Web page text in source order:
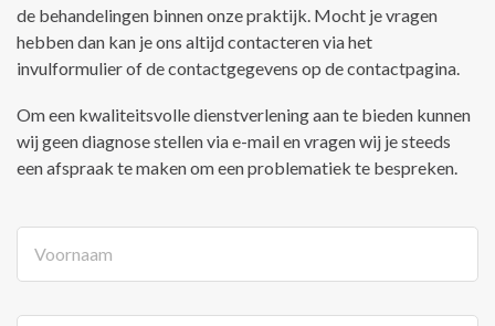
de behandelingen binnen onze praktijk. Mocht je vragen
hebben dan kan je ons altijd contacteren via het
invulformulier of de contactgegevens op de contactpagina.
Om een kwaliteitsvolle dienstverlening aan te bieden kunnen
wij geen diagnose stellen via e-mail en vragen wij je steeds
een afspraak te maken om een problematiek te bespreken.
Voornaam